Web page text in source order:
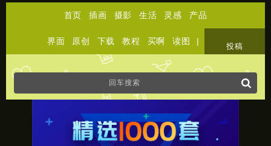
首页 插画 摄影 生活 灵感 产品
界面 原创 下载 教程 买啊 读图 |
投稿